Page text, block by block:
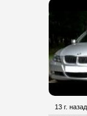
13 г. назад